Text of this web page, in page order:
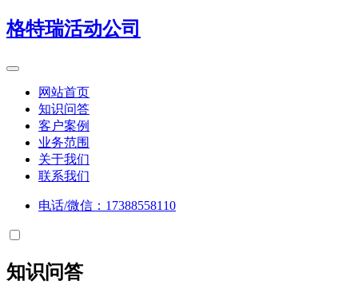
格特瑞活动公司
网站首页
知识问答
客户案例
业务范围
关于我们
联系我们
电话/微信：17388558110
知识问答